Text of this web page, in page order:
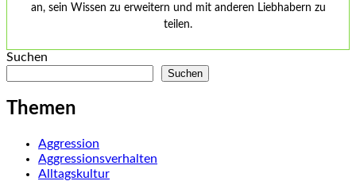
an, sein Wissen zu erweitern und mit anderen Liebhabern zu
teilen.
Suchen
Suchen
Themen
Aggression
Aggressionsverhalten
Alltagskultur